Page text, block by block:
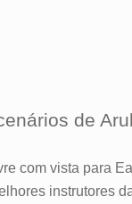
de
com vista para
instrutores